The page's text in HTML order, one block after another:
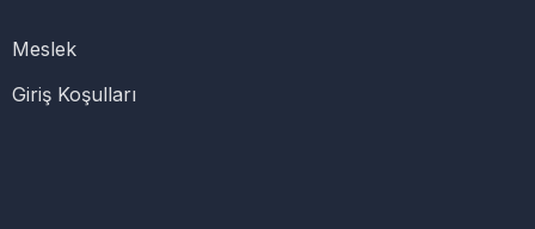
Meslek
Giriş Koşulları